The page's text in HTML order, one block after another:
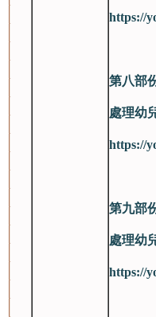
https://
第八部
處理幼
https://
第九部
處理幼
https://